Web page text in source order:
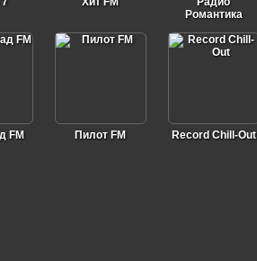
Романтика
FM Пилот FM Record Chill-Out